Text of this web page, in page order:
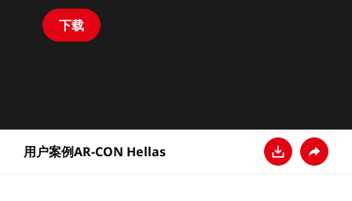
下载
用户案例AR-CON Hellas